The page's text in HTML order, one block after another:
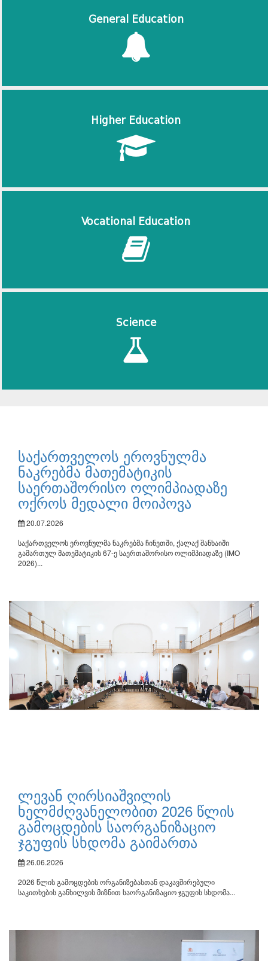
General Education
Higher Education
Vocational Education
Science
საქართველოს ეროვნულმა
ნაკრებმა მათემატიკის
საერთაშორისო ოლიმპიადაზე
ოქროს მედალი მოიპოვა
20.07.2026
საქართველოს ეროვნულმა ნაკრებმა ჩინეთში, ქალაქ შანხაიში
გამართულ მათემატიკის 67-ე საერთაშორისო ოლიმპიადაზე (IMO
2026)...
ლევან ღირსიაშვილის
ხელმძღვანელობით 2026 წლის
გამოცდების საორგანიზაციო
ჯგუფის სხდომა გაიმართა
26.06.2026
2026 წლის გამოცდების ორგანიზებასთან დაკავშირებული
საკითხების განხილვის მიზნით საორგანიზაციო ჯგუფის სხდომა...